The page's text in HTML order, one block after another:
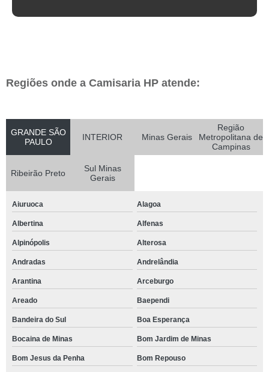
Regiões onde a Camisaria HP atende:
GRANDE SÃO
PAULO
INTERIOR Minas Gerais
Região
Metropolitana de
Campinas
Ribeirão Preto
Sul Minas
Gerais
Aiuruoca Alagoa
Albertina Alfenas
Alpinópolis Alterosa
Andradas Andrelândia
Arantina Arceburgo
Areado Baependi
Bandeira do Sul Boa Esperança
Bocaina de Minas Bom Jardim de Minas
Bom Jesus da Penha Bom Repouso